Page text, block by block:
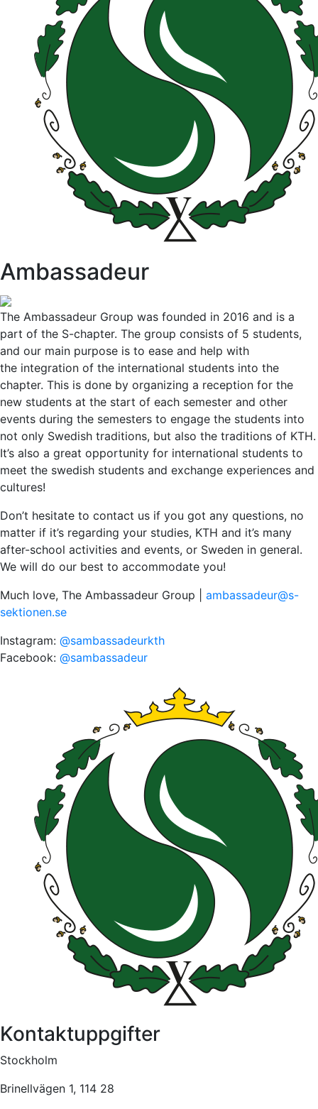
Ambassadeur
The Ambassadeur Group was founded in 2016 and is a
part of the S-chapter. The group consists of 5 students,
and our main purpose is to ease and help with
the integration of the international students into the
chapter. This is done by organizing a reception for the
new students at the start of each semester and other
events during the semesters to engage the students into
not only Swedish traditions, but also the traditions of KTH.
It’s also a great opportunity for international students to
meet the swedish students and exchange experiences and
cultures!
Don’t hesitate to contact us if you got any questions, no
matter if it’s regarding your studies, KTH and it’s many
after-school activities and events, or Sweden in general.
We will do our best to accommodate you!
Much love, The Ambassadeur Group | ambassadeur@s-
sektionen.se
Instagram: @sambassadeurkth
Facebook: @sambassadeur
Kontaktuppgifter
Stockholm
Brinellvägen 1, 114 28